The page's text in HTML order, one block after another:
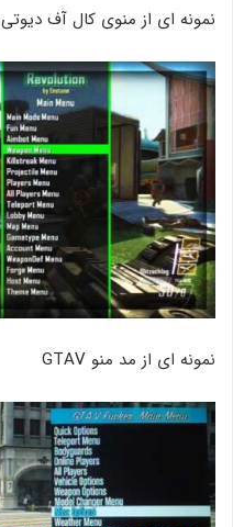
نمونه ‌ای از منوی کال آف دیوتی
نمونه ای از مد منو GTAV